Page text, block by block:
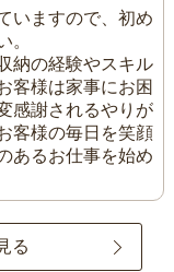
いますので、初め
。
納の経験やスキル
客様は家事にお困
感謝されるやりが
客様の毎日を笑顔
あるお仕事を始め
る